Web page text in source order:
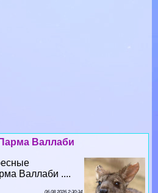
Валлаби
Валлаби ....